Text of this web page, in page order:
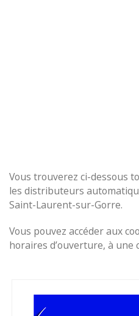
Vous trouverez ci-dessous
les distributeurs
Saint-Laurent-sur-Gorre.
Vous pouvez accéder aux
horaires d’ouverture, à une